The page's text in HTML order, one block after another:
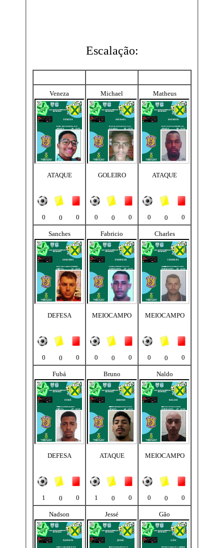
Escalação:
Veneza
ATAQUE
0 0 0
Michael
GOLEIRO
0 0 0
Matheus
ATAQUE
0 0 0
Sanches
DEFESA
0 0 0
Fabricio
MEIOCAMPO
0 0 0
Charles
MEIOCAMPO
0 0 0
Fubá
DEFESA
1 0 0
Bruno
ATAQUE
1 0 0
Naldo
MEIOCAMPO
0 0 0
Nadson Jessé Gão